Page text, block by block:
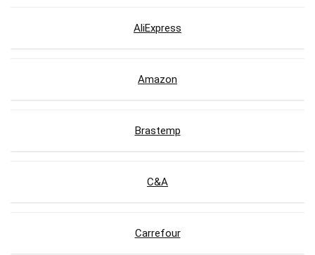
AliExpress
Amazon
Brastemp
C&A
Carrefour